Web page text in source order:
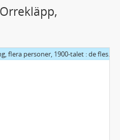
1900-talet : de flesta hemmahörande i Orrekläpp, Bohuslän